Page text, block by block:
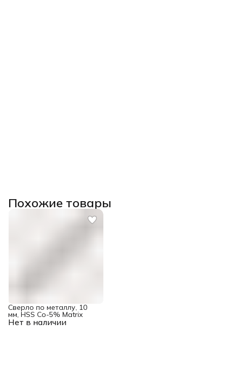
Похожие товары
Нет в наличии
Сверло по металлу, 10
мм, HSS Co-5% Matrix